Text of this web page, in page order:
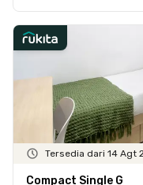
Tersedia dari 14 Agt
Compact Single G